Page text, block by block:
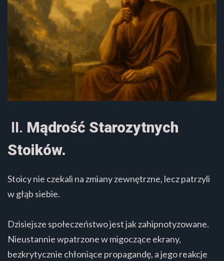
II. Mądrość Starozytnych
Stoików.
Stoicy nie czekali na zmiany zewnętrzne, lecz patrzyli
w głąb siebie.
Dzisiejsze społeczeństwo jest jak zahipnotyzowane.
Nieustannie wpatrzone w migoczące ekrany,
bezkrytycznie chłoniące propagandę, a jego reakcje